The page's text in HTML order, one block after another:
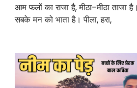
आम फलों का राजा है, मीठा-मीठा ताजा
सबके मन को भाता है। पीला, हरा,